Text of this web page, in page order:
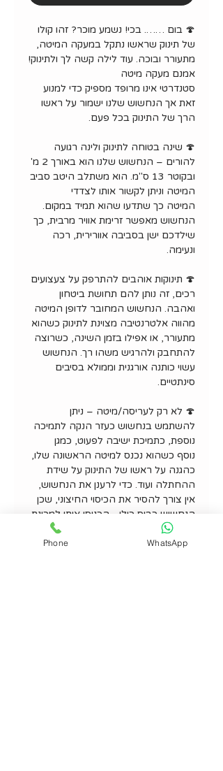
🍄 בום ……. בכי! נשמע מוכר? זהו קולו
של תינוק שראשו נתקל במעקה המיטה,
מתעורר ובוכה. עוד לילה קשה לך ולתינוק!
אמנם מעקה מיטה
סטנדרטי אינו מרופד מספיק כדי למנוע
זאת אך הנחשוש שלנו ישמור על ראשו
הרך של התינוק בכל פעם.
🍄 שינה בטוחה לתינוק ולינה רגועה
להורים – הנחשוש שלנו הוא באורך 2 מ'
ובקוטר 13 ס"מ. הוא משתלב היטב סביב
המיטה וניתן לקשור אותו לצדדי
המיטה כך שתדעו שהוא תמיד במקום.
הנחשוש מאפשר זרימת אוויר מרבית, כך
שילדכם ישן בסביבה אוורירית, רכה
ונעימה.
🍄 תינוקות אוהבים להתרפק על צעצועים
רכים, זה נותן להם תחושת ביטחון
ואהבה. הנחשוש המחובר לדופן המיטה
מהווה אלטרנטיבה מצוינת לתינוק כשהוא
מתעורר, או אפילו בזמן השינה, כשרוצה
להתחבק ולהרגיש משהו רך. הנחשוש
עשוי כותנה אורגנית וממולא בסיבים
סינתטיים.
🍄 לא רק לעריסה/מיטה – ניתן
להשתמש בנחשוש כעזר הנקה לתמיכה
נוספת, כתמיכת ישיבה לפעוט, כמגן
נוסף כשהוא נכנס למיטה הראשונה שלו,
כהגנה על ראשו של התינוק על שידת
ההחתלה ועוד. כדי לרענן את הנחשוש,
אין צורך להסיר את הכיסוי החיצוני, שכן
הנחשוש כביס כולו - הכניסו אותו למכונת
הכביסה בטמפרטורה של 30 מעלות
וייבשו בצל.
Phone WhatsApp